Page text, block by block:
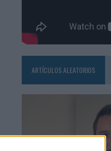
ARTÍCULOS ALEATORIOS